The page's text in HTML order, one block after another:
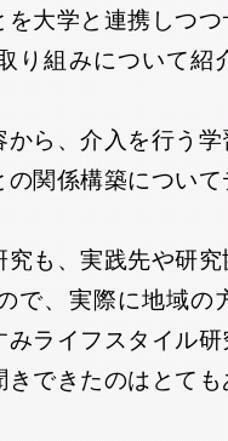
大学と連携しつ
り組みについて紹
ら、介入を行う
関係構築につい
も、実践先や研
で、実際に地域の
ライフスタイル
できたのはとて